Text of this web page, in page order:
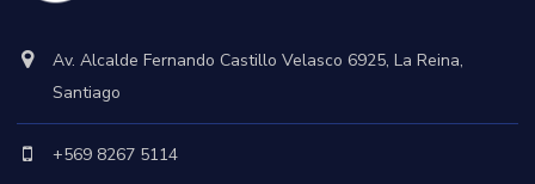
Av. Alcalde Fernando Castillo Velasco 6925, La Reina,
Santiago
+569 8267 5114